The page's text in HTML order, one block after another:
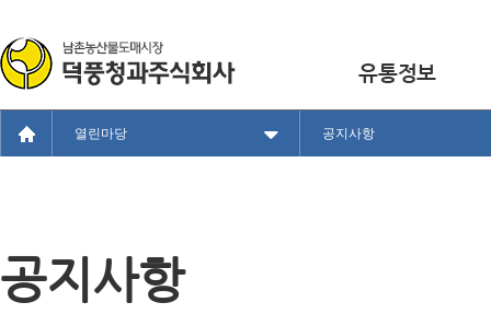
유통정보
열린마당 공지사항
공지사항